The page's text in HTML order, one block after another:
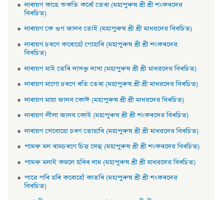
নাৰায়ণ কাহে ভকতি কৰোঁ তেৰা (মহাপুৰুষ শ্ৰী শ্ৰী শংকৰদেৱ
বিৰচিত)
নাৰায়ণ কে গুণ জানব তােই (মহাপুৰুষ শ্ৰী শ্ৰী মাধৱদেৱ বিৰচিত)
নাৰায়ণ চৰণে কৰোহোঁ গােহাৰি (মহাপুৰুষ শ্ৰী শ্ৰী শংকৰদেৱ
বিৰচিত)
নাৰায়ণ মাই তেৰি দাসকু দাসা (মহাপুৰুষ শ্ৰী শ্ৰী মাধৱদেৱ বিৰচিত)
নাৰায়ণ মাগো চৰণে ৰতি তেৰা (মহাপুৰুষ শ্ৰী শ্ৰী মাধৱদেৱ বিৰচিত)
নাৰায়ণ মায়া জানব কোঈ (মহাপুৰুষ শ্ৰী শ্ৰী মাধৱদেৱ বিৰচিত)
নাৰায়ণ লীলা জানব কোই (মহাপুৰুষ শ্ৰী শ্ৰী শংকৰদেৱ বিৰচিত)
নাৰায়ণ সেবােহাে চৰণ তােহাৰি (মহাপুৰুষ শ্ৰী শ্ৰী মাধৱদেৱ বিৰচিত)
পামৰু মন ৰামচৰণে চিত্ত দেহু (মহাপুৰুষ শ্ৰী শ্ৰী শংকৰদেৱ বিৰচিত)
পামৰু মনাই কমনে হৰিৰ নাম (মহাপুৰুষ শ্ৰী শ্ৰী মাধৱদেৱ বিৰচিত)
পাৱে পৰি হৰি কৰোহোঁ কাতৰি (মহাপুৰুষ শ্ৰী শ্ৰী শংকৰদেৱ
বিৰচিত)